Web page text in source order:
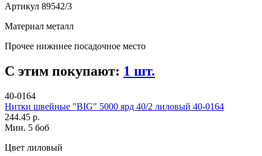
Артикул 89542/3
Материал металл
Прочее нижниее посадочное место
С этим покупают: 1 шт.
40-0164
Нитки швейные "BIG" 5000 ярд 40/2 лиловый 40-0164
244.45 р.
Мин. 5 боб
Цвет лиловый